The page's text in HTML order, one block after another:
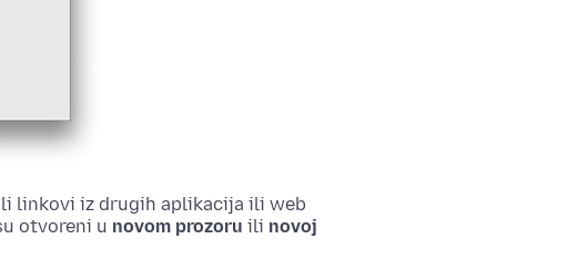
linkovi iz drugih aplikacija ili web
otvoreni u novom prozoru ili novoj